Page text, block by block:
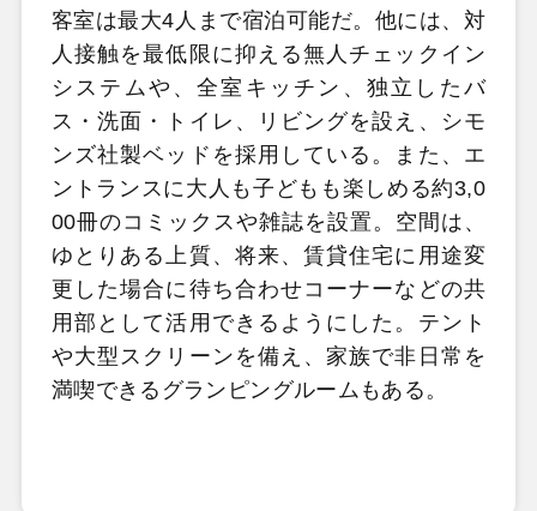
客室は最大4人まで宿泊可能だ。他には、対
人接触を最低限に抑える無人チェックイン
システムや、全室キッチン、独立したバ
ス・洗面・トイレ、リビングを設え、シモ
ンズ社製ベッドを採用している。また、エ
ントランスに大人も子どもも楽しめる約3,0
00冊のコミックスや雑誌を設置。空間は、
ゆとりある上質、将来、賃貸住宅に用途変
更した場合に待ち合わせコーナーなどの共
用部として活用できるようにした。テント
や大型スクリーンを備え、家族で非日常を
満喫できるグランピングルームもある。